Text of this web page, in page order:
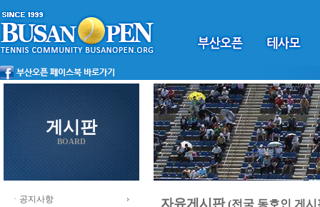
게시판
BOARD
ㆍ공지사항 자유게시판(전국 동호인 게시